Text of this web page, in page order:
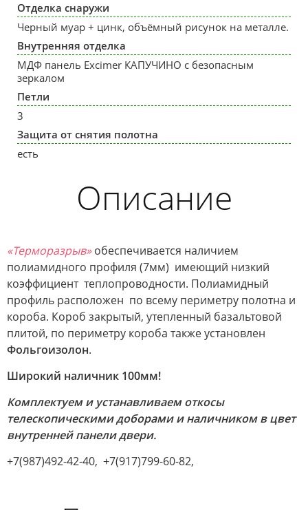
Отделка снаружи
Черный муар + цинк, объёмный рисунок на металле.
Внутренняя отделка
МДФ панель Excimer КАПУЧИНО с безопасным
зеркалом
Петли
3
Защита от снятия полотна
есть
Описание
«Терморазрыв»обеспечивается наличием
полиамидного профиля (7мм) имеющий низкий
коэффициент теплопроводности. Полиамидный
профиль расположен по всему периметру полотна и
короба. Короб закрытый, утепленный базальтовой
плитой, по периметру короба также установлен
Фольгоизолон.
Широкий наличник 100мм!
Комплектуем и устанавливаем откосы
телескопическими доборами и наличником в цвет
внутренней панели двери.
+7(987)492-42-40, +7(917)799-60-82,